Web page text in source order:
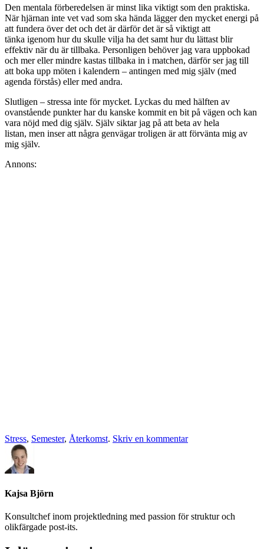
Den mentala förberedelsen är minst lika viktigt som den praktiska.
När hjärnan inte vet vad som ska hända lägger den mycket energi på
att fundera över det och det är därför det är så viktigt att
tänka igenom hur du skulle vilja ha det samt hur du lättast blir
effektiv när du är tillbaka. Personligen behöver jag vara uppbokad
och mer eller mindre kastas tillbaka in i matchen, därför ser jag till
att boka upp möten i kalendern – antingen med mig själv (med
agenda förstås) eller med andra.
Slutligen – stressa inte för mycket. Lyckas du med hälften av
ovanstående punkter har du kanske kommit en bit på vägen och kan
vara nöjd med dig själv. Själv siktar jag på att beta av hela
listan, men inser att några genvägar troligen är att förvänta mig av
mig själv.
Annons:
Stress, Semester, Återkomst. Skriv en kommentar
Kajsa Björn
Konsultchef inom projektledning med passion för struktur och
olikfärgade post-its.